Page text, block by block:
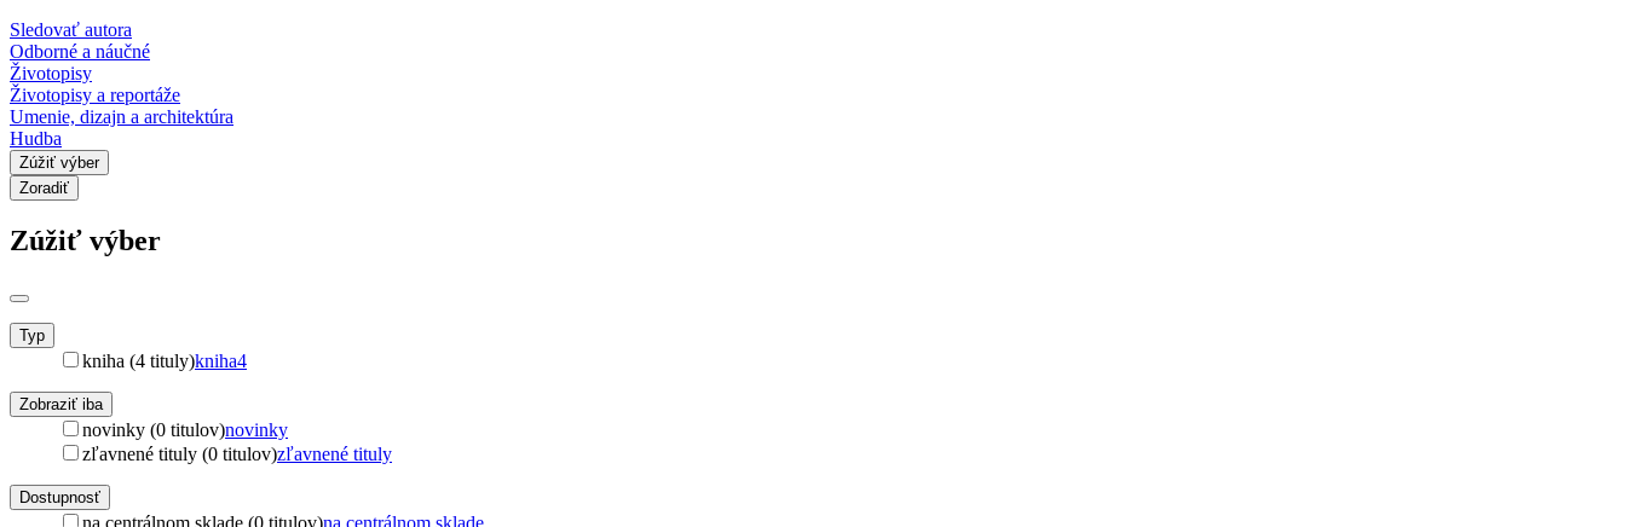
Sledovať autora
Odborné a náučné
Životopisy
Životopisy a reportáže
Umenie, dizajn a architektúra
Hudba
Zúžiť výber
Zoradiť
Zúžiť výber
Typ
kniha (4 tituly)kniha4
Zobraziť iba
novinky (0 titulov)novinky
zľavnené tituly (0 titulov)zľavnené tituly
Dostupnosť
na centrálnom sklade (0 titulov)na centrálnom sklade